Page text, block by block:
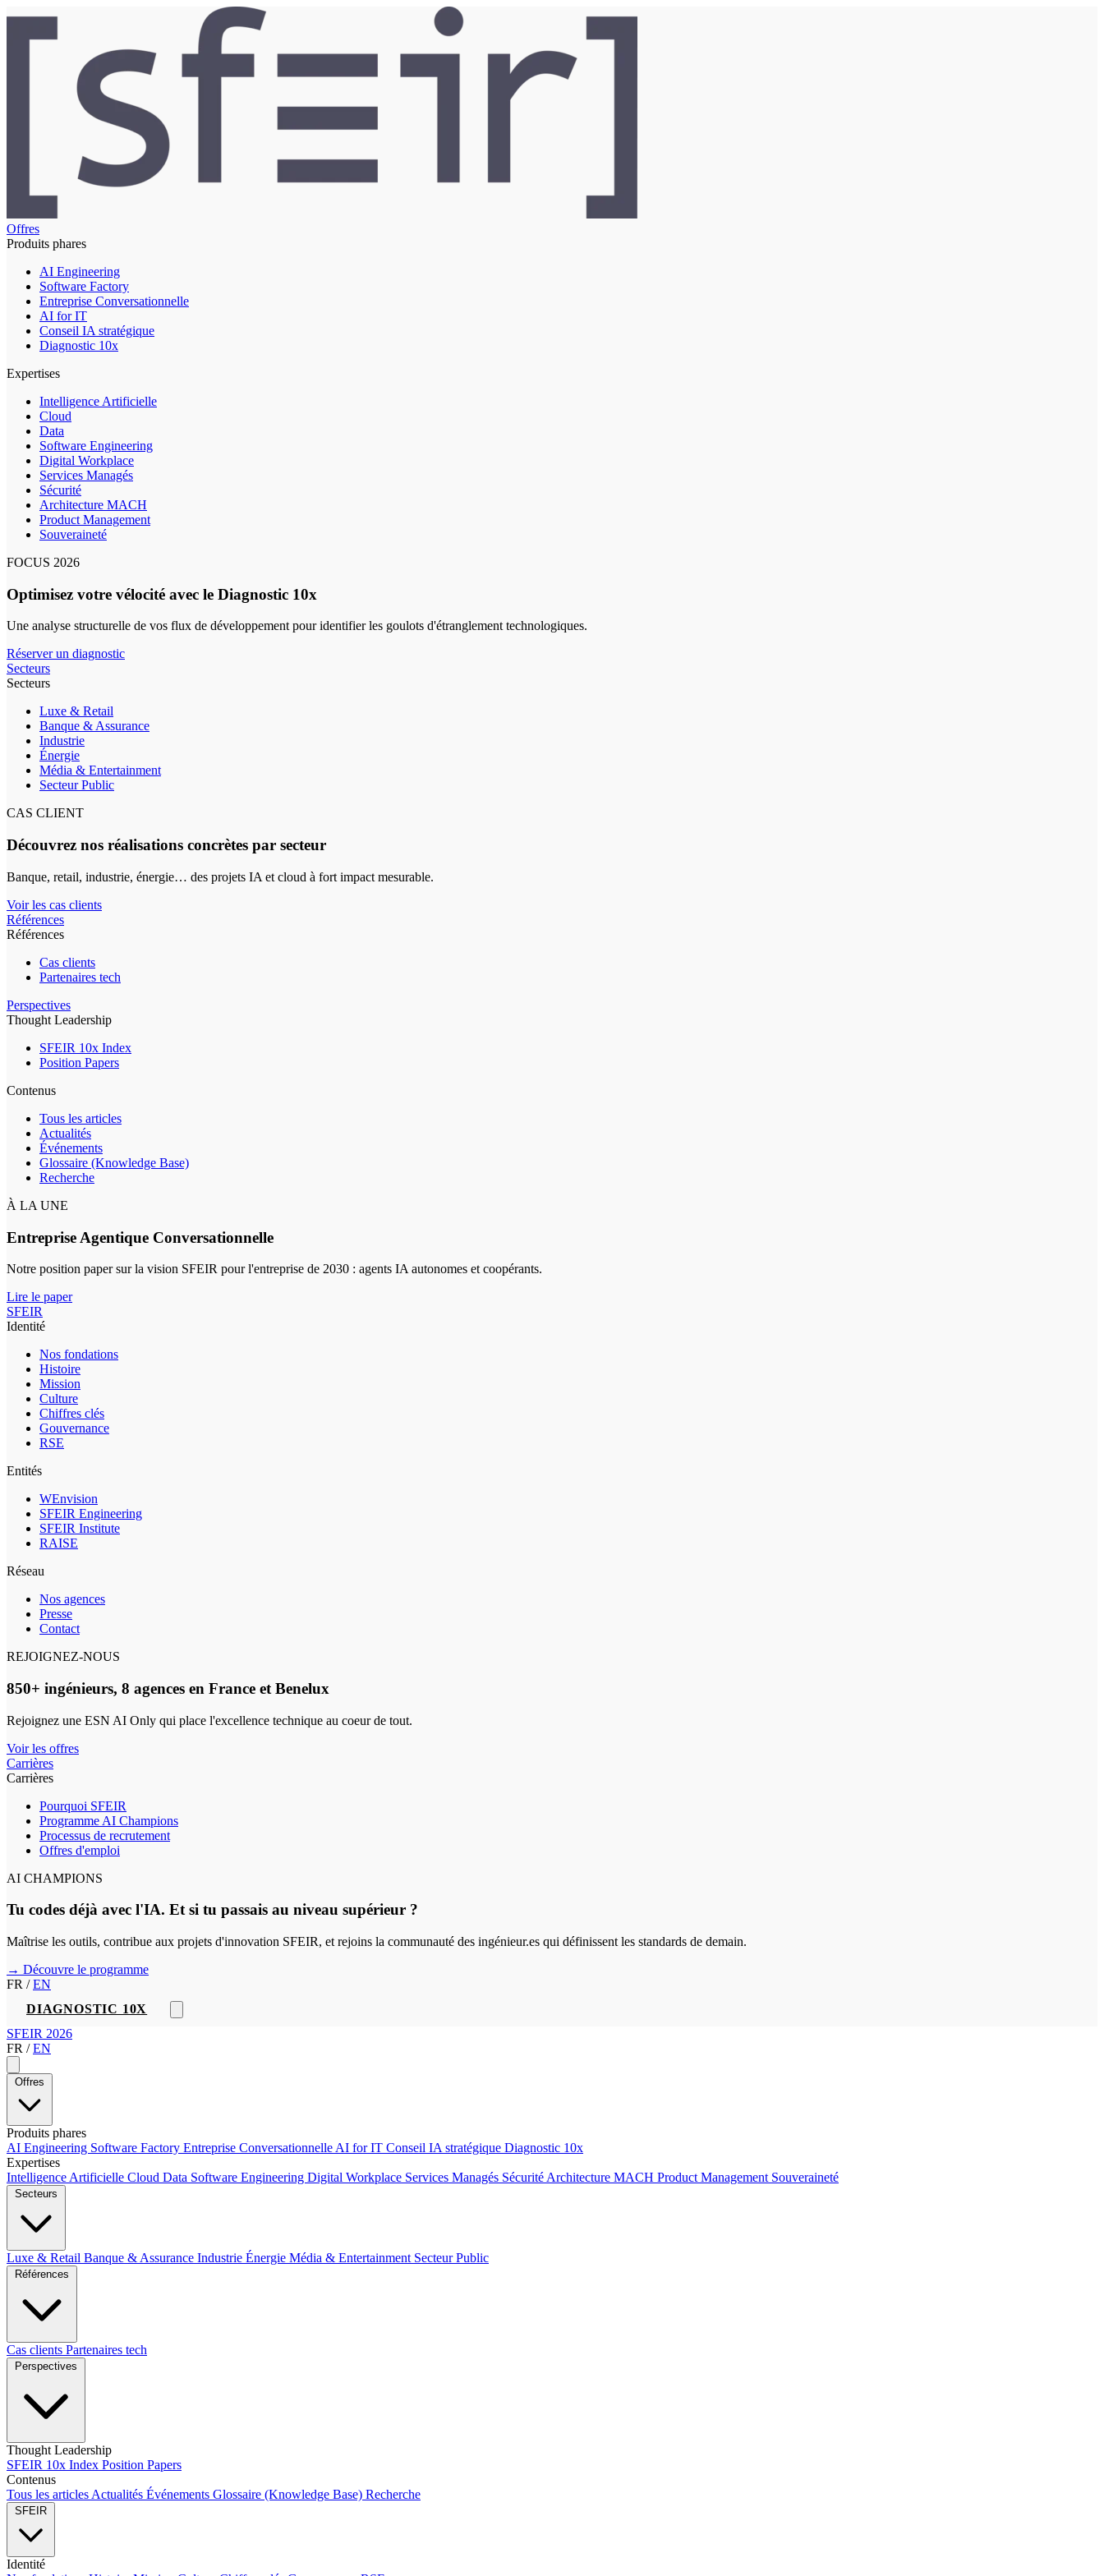
Offres
Produits phares
AI Engineering
Software Factory
Entreprise Conversationnelle
AI for IT
Conseil IA stratégique
Diagnostic 10x
Expertises
Intelligence Artificielle
Cloud
Data
Software Engineering
Digital Workplace
Services Managés
Sécurité
Architecture MACH
Product Management
Souveraineté
FOCUS 2026
Optimisez votre vélocité avec le Diagnostic 10x
Une analyse structurelle de vos flux de développement pour identifier les goulots d'étranglement technologiques.
Réserver un diagnostic
Secteurs
Secteurs
Luxe & Retail
Banque & Assurance
Industrie
Énergie
Média & Entertainment
Secteur Public
CAS CLIENT
Découvrez nos réalisations concrètes par secteur
Banque, retail, industrie, énergie… des projets IA et cloud à fort impact mesurable.
Voir les cas clients
Références
Références
Cas clients
Partenaires tech
Perspectives
Thought Leadership
SFEIR 10x Index
Position Papers
Contenus
Tous les articles
Actualités
Événements
Glossaire (Knowledge Base)
Recherche
À LA UNE
Entreprise Agentique Conversationnelle
Notre position paper sur la vision SFEIR pour l'entreprise de 2030 : agents IA autonomes et coopérants.
Lire le paper
SFEIR
Identité
Nos fondations
Histoire
Mission
Culture
Chiffres clés
Gouvernance
RSE
Entités
WEnvision
SFEIR Engineering
SFEIR Institute
RAISE
Réseau
Nos agences
Presse
Contact
REJOIGNEZ-NOUS
850+ ingénieurs, 8 agences en France et Benelux
Rejoignez une ESN AI Only qui place l'excellence technique au coeur de tout.
Voir les offres
Carrières
Carrières
Pourquoi SFEIR
Programme AI Champions
Processus de recrutement
Offres d'emploi
AI CHAMPIONS
Tu codes déjà avec l'IA. Et si tu passais au niveau supérieur ?
Maîtrise les outils, contribue aux projets d'innovation SFEIR, et rejoins la communauté des ingénieur.es qui définissent les standards de demain.
→ Découvre le programme
FR / EN
DIAGNOSTIC 10X
SFEIR 2026
FR / EN
Offres
Produits phares
AI Engineering Software Factory Entreprise Conversationnelle AI for IT Conseil IA stratégique Diagnostic 10x
Expertises
Intelligence Artificielle Cloud Data Software Engineering Digital Workplace Services Managés Sécurité Architecture MACH Product Management Souveraineté
Secteurs
Luxe & Retail Banque & Assurance Industrie Énergie Média & Entertainment Secteur Public
Références
Cas clients Partenaires tech
Perspectives
Thought Leadership
SFEIR 10x Index Position Papers
Contenus
Tous les articles Actualités Événements Glossaire (Knowledge Base) Recherche
SFEIR
Identité